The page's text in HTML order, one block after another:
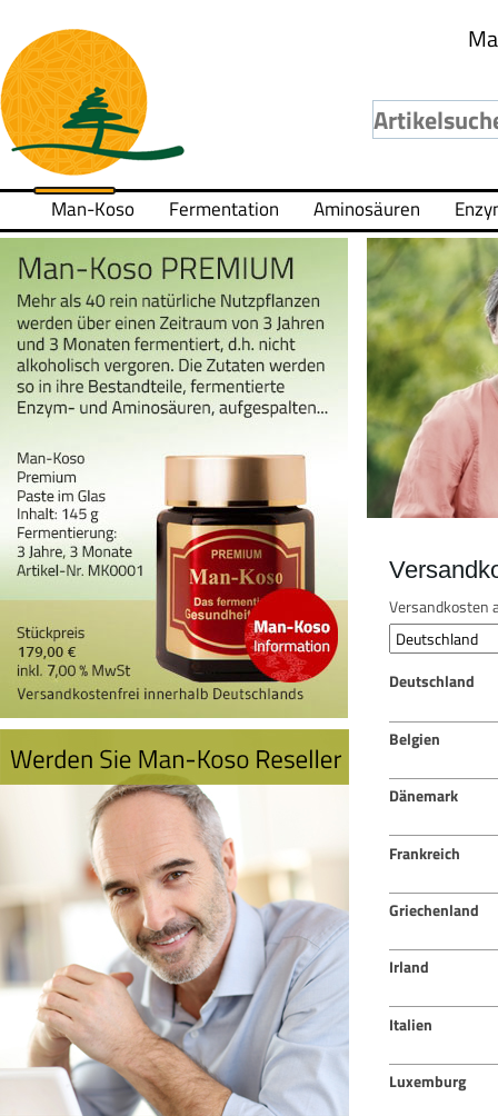
Man-Koso Fermentation Aminosäuren
Versandkosten
Deutschland
Belgien
Dänemark
Frankreich
Griechenland
Irland
Italien
Luxemburg